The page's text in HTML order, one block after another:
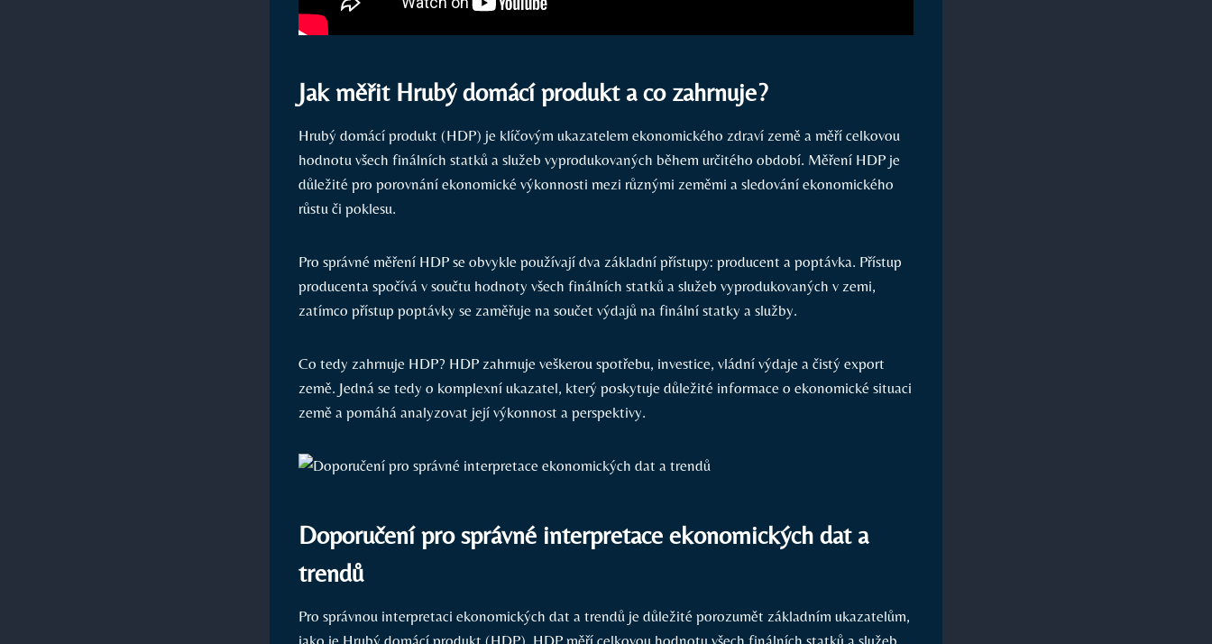
Jak měřit Hrubý domácí produkt a co zahrnuje?
Hrubý domácí produkt (HDP) je klíčovým ukazatelem ekonomického zdraví země a měří celkovou
hodnotu všech finálních statků a služeb vyprodukovaných během určitého období. Měření HDP je
důležité pro porovnání ekonomické výkonnosti mezi různými zeměmi a sledování ekonomického
růstu či poklesu.
Pro správné měření HDP se obvykle používají dva základní přístupy: producent a poptávka. Přístup
producenta spočívá v součtu hodnoty všech finálních statků a služeb vyprodukovaných v zemi,
zatímco přístup poptávky se zaměřuje na součet výdajů na finální statky a služby.
Co tedy zahrnuje HDP? HDP zahrnuje veškerou spotřebu, investice, vládní výdaje a čistý export
země. Jedná se tedy o komplexní ukazatel, který poskytuje důležité informace o ekonomické situaci
země a pomáhá analyzovat její výkonnost a perspektivy.
Doporučení pro správné interpretace ekonomických dat a
trendů
Pro správnou interpretaci ekonomických dat a trendů je důležité porozumět základním ukazatelům,
jako je Hrubý domácí produkt (HDP). HDP měří celkovou hodnotu všech finálních statků a služeb,